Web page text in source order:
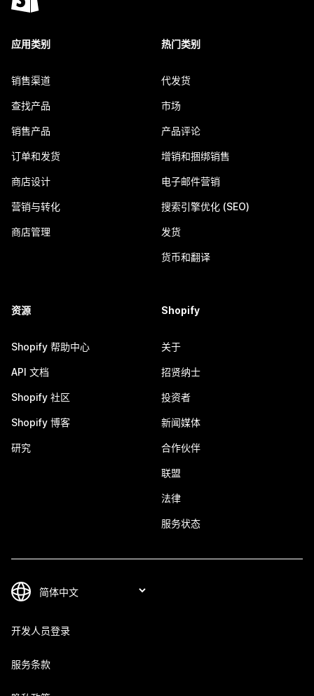
应用类别
销售渠道
查找产品
销售产品
订单和发货
商店设计
营销与转化
商店管理
热门类别
代发货
市场
产品评论
增销和捆绑销售
电子邮件营销
搜索引擎优化 (SEO)
发货
货币和翻译
资源
Shopify 帮助中心
API 文档
Shopify 社区
Shopify 博客
研究
Shopify
关于
招贤纳士
投资者
新闻媒体
合作伙伴
联盟
法律
服务状态
开发人员登录
服务条款